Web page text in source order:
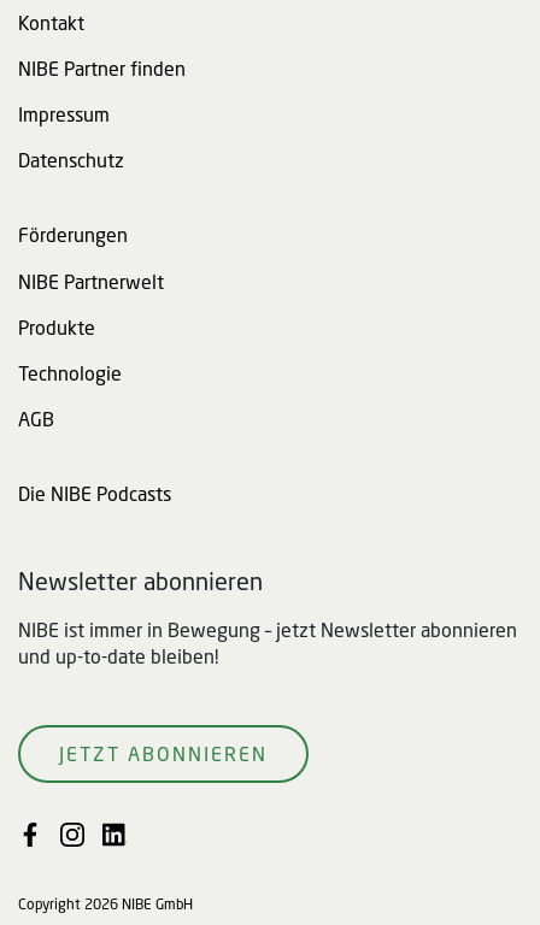
Kontakt
NIBE Partner finden
Impressum
Datenschutz
Förderungen
NIBE Partnerwelt
Produkte
Technologie
AGB
Die NIBE Podcasts
Newsletter abonnieren
NIBE ist immer in Bewegung – jetzt Newsletter abonnieren
und up-to-date bleiben!
JETZT ABONNIEREN
Copyright 2026 NIBE GmbH